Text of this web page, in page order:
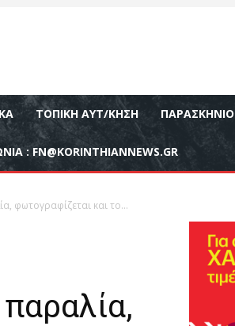
ΤΟΠΙΚΉ ΑΥΤ/ΚΗΣΗ ΠΑΡΑΣΚΉΝΙΟ
: FN@KORINTHIANNEWS.GR
φωτογραφίζεται και το...